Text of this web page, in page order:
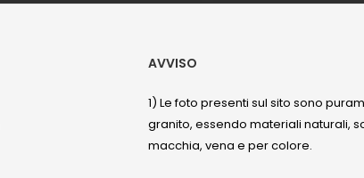
AVVISO
1) Le foto presenti sul sito sono
granito, essendo materiali naturali,
macchia, vena e per colore.